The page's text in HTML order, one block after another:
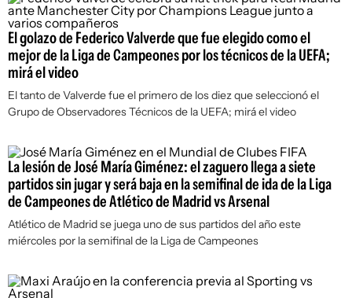
El golazo de Federico Valverde que fue elegido como el
mejor de la Liga de Campeones por los técnicos de la UEFA;
mirá el video
El tanto de Valverde fue el primero de los diez que seleccionó el
Grupo de Observadores Técnicos de la UEFA; mirá el video
La lesión de José María Giménez: el zaguero llega a siete
partidos sin jugar y será baja en la semifinal de ida de la Liga
de Campeones de Atlético de Madrid vs Arsenal
Atlético de Madrid se juega uno de sus partidos del año este
miércoles por la semifinal de la Liga de Campeones